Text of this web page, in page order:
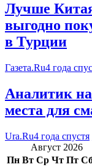
Лучше
выгодно
в Турции
Газета.Ru4 года
Аналитик
места для
Ura.Ru4 года спустя
Август 2026
Пн Вт Ср Чт Пт